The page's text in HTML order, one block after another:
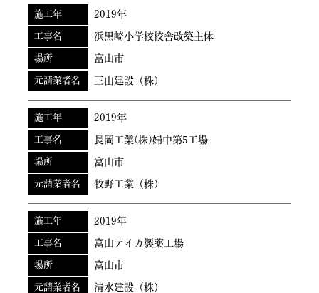
施工年 2019年
工事名 浜黒崎小学校校舎改築主体
場所 富山市
元請業者名 三由建設（株）
施工年 2019年
工事名 長岡工業(株)婦中第5工場
場所 富山市
元請業者名 牧野工業（株）
施工年 2019年
工事名 富山テイカ製薬工場
場所 富山市
元請業者名 清水建設（株）